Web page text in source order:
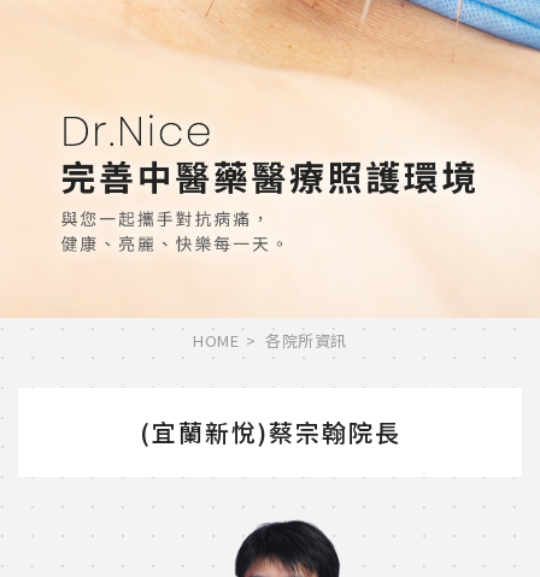
HOME 各院所資訊
(宜蘭新悅)蔡宗翰院長